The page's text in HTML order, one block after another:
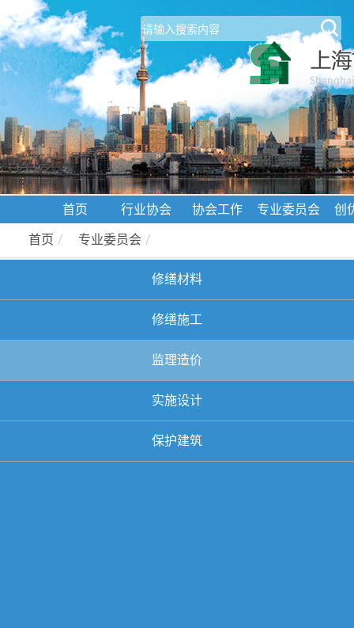
首页 行业协会 协会工作 专业委员会
创
首页 / 专业委员会 /
修缮材料
修缮施工
监理造价
实施设计
保护建筑